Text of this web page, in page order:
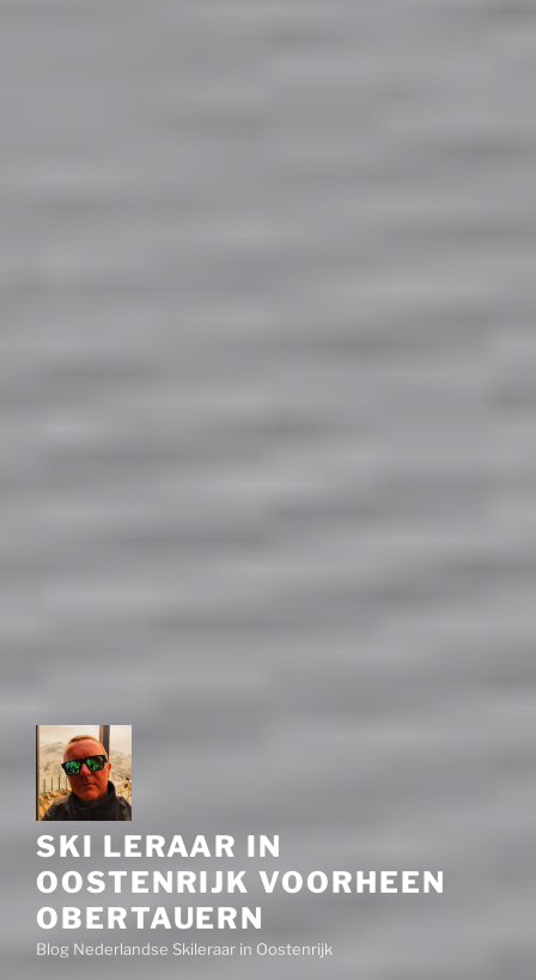
SKI LERAAR IN
OOSTENRIJK VOORHEEN
OBERTAUERN
Blog Nederlandse Skileraar in Oostenrijk